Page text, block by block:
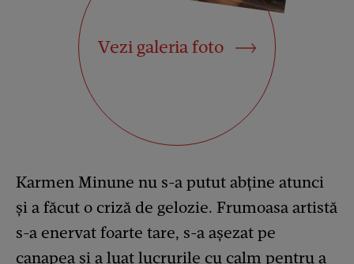
Vezi galeria foto
Karmen Minune nu s-a putut abține atunci
și a făcut o criză de gelozie. Frumoasa artistă
s-a enervat foarte tare, s-a așezat pe
canapea și a luat lucrurile cu calm pentru a